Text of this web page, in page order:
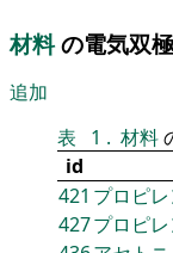
材料の電気双
追加
表
1 . 材料
id
421 プロピ
427プロピ